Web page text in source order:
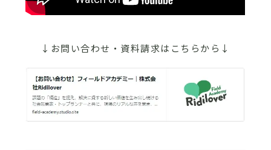
↓お問い合わせ・資料請求はこちらから↓